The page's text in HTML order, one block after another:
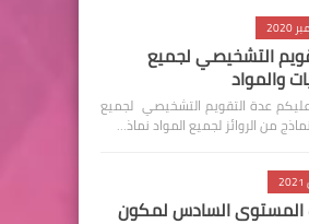
التشخيصي لجميع
والمواد
عدة التقويم التشخيصي لجميع
من الروائز لجميع المواد نماذ…
السادس لمكون